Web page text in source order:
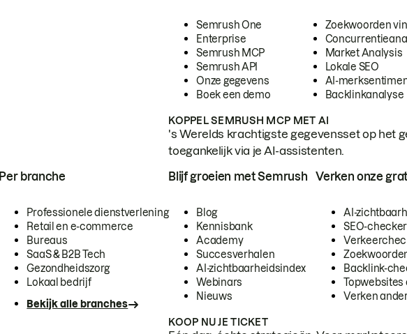
Semrush One
Enterprise
Semrush MCP
Semrush API
Onze gegevens
Boek een demo
Zoekwoorden
Market Analysis
Lokale SEO
AI-
Backlinkanalyse
KOPPEL SEMRUSH MCP MET AI
's Werelds krachtigste gegevensset op het
toegankelijk via je AI-assistenten.
Per branche
Professionele dienstverlening
Retail en e-commerce
Bureaus
SaaS & B2B Tech
Gezondheidszorg
Lokaal bedrijf
Bekijk alle branches
Blijf groeien met Semrush
Blog
Kennisbank
Academy
Succesverhalen
AI-zichtbaarheidsindex
Webinars
Nieuws
Verken onze
AI-
SEO-checker
Backlink-
Topwebsites
Verken
KOOP NU JE TICKET